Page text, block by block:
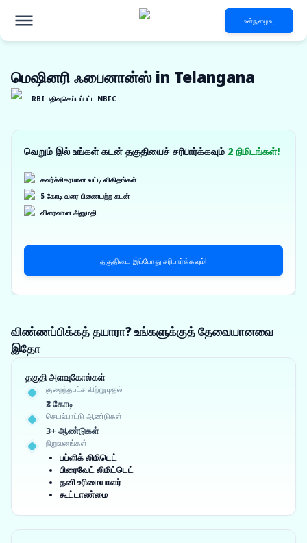
உள்நுழைவு
மெஷினரி ஃபைனான்ஸ் in Telangana
RBI பதிவுசெய்யப்பட்ட NBFC
வெறும் இல் உங்கள் கடன் தகுதியைச் சரிபார்க்கவும் 2 நிமிடங்கள்!
கவர்ச்சிகரமான வட்டி விகிதங்கள்
5 கோடி வரை பிணையற்ற கடன்
விரைவான அனுமதி
தகுதியை இப்போது சரிபார்க்கவும்!
விண்ணப்பிக்கத் தயாரா? உங்களுக்குத் தேவையானவை
இதோ
தகுதி அளவுகோல்கள்
குறைந்தபட்ச விற்றுமுதல்
₹3 கோடி
செயல்பாட்டு ஆண்டுகள்
3+ ஆண்டுகள்
நிறுவனங்கள்
பப்ளிக் லிமிடெட்
பிரைவேட் லிமிட்டெட்
தனி உரிமையாளர்
கூட்டாண்மை